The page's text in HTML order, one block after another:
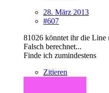
28. März 2013
#607
81026 könntet ihr die Line
Falsch berechnet...
Finde ich zumindestens
Zitieren